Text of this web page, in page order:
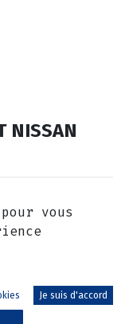
NISSAN
vous
Je suis d'accord